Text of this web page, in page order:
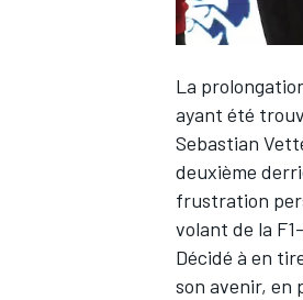
WEC
La
ayant été
Sebastian
deuxième
frustration
volant de la
Décidé à en
son avenir, en